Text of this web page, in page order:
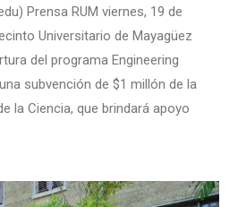
Prensa RUM viernes, 19 de
Universitario de Mayagüez
del programa Engineering
subvención de $1 millón de la
la Ciencia, que brindará apoyo